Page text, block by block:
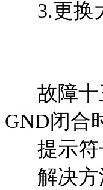
3.更换
故障十
GND闭合
提示符
解决方